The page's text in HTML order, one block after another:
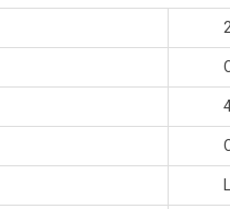
trợ tính năng PIR tự động gửi